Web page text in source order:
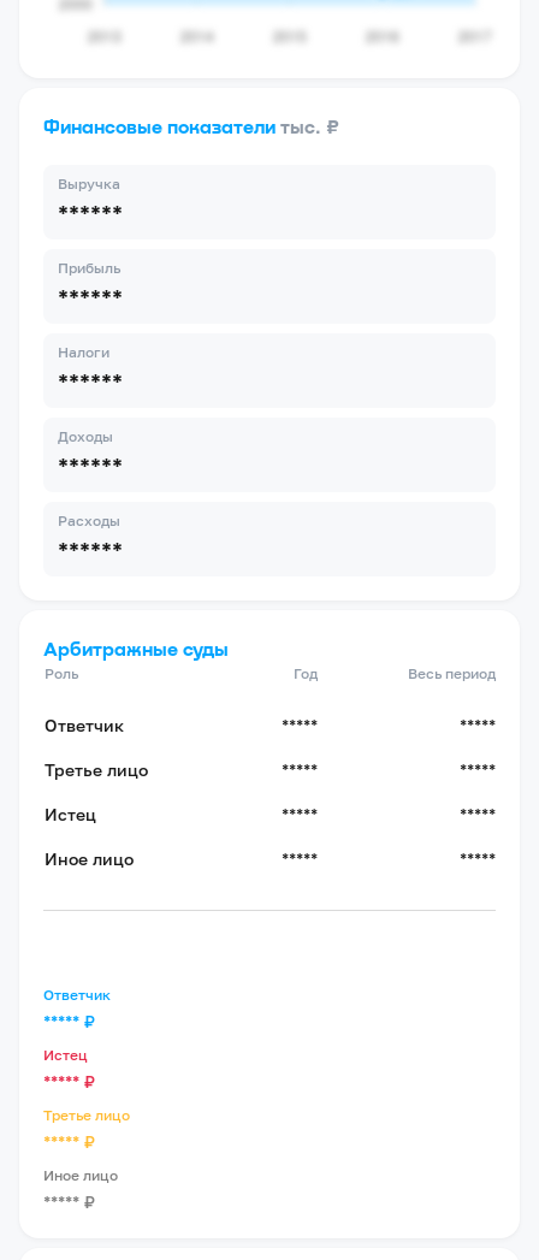
Финансовые показатели тыс. ₽
Выручка
******
Прибыль
******
Налоги
******
Доходы
******
Расходы
******
Арбитражные суды
Роль Год Весь период
Ответчик ***** *****
Третье лицо ***** *****
Истец ***** *****
Иное лицо ***** *****
Ответчик
***** ₽
Истец
***** ₽
Третье лицо
***** ₽
Иное лицо
***** ₽